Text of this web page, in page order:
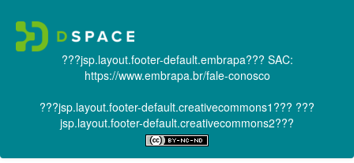
???jsp.layout.footer-default.embrapa??? SAC:
https://www.embrapa.br/fale-conosco
???jsp.layout.footer-default.creativecommons1??? ???
jsp.layout.footer-default.creativecommons2???